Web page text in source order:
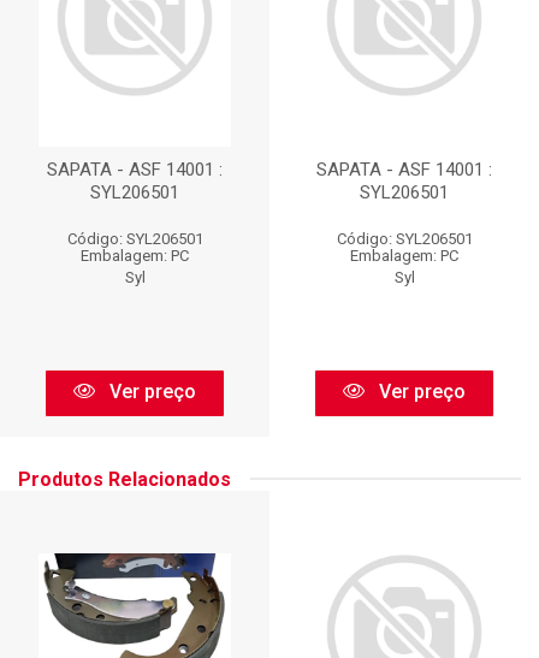
SAPATA - ASF 14001 :
SYL206501
Código: SYL206501
Embalagem: PC
Syl
Ver preço
SAPATA - ASF 14001 :
SYL206501
Código: SYL206501
Embalagem: PC
Syl
Ver preço
Produtos Relacionados